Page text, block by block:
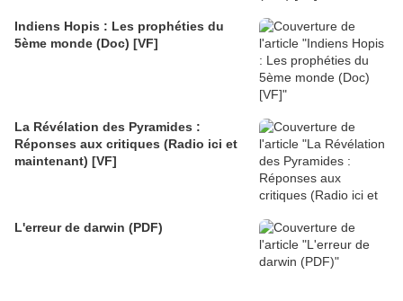
Indiens Hopis : Les prophéties du
5ème monde (Doc) [VF]
La Révélation des Pyramides :
Réponses aux critiques (Radio ici et
maintenant) [VF]
L'erreur de darwin (PDF)